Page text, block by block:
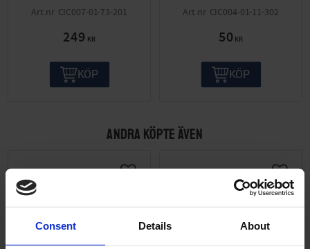
Consent Details About
CIC007-01-73-201
249 KR
KÖP
CIC004-01-11-302
50 KR
KÖP
ANDRA KÖPTE ÄVEN